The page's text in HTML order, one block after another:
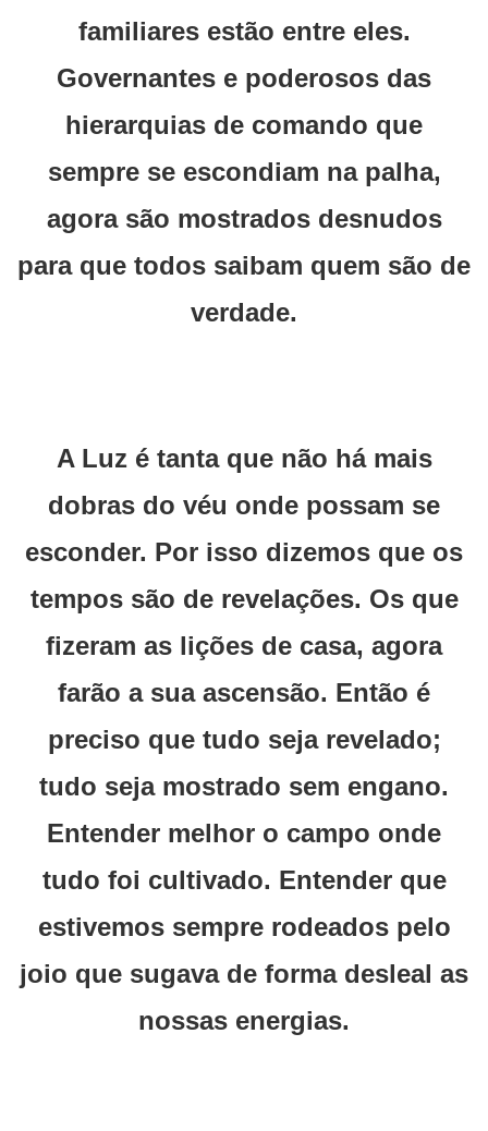
familiares estão entre eles.
Governantes e poderosos das
hierarquias de comando que
sempre se escondiam na palha,
agora são mostrados desnudos
para que todos saibam quem são de
verdade.
A Luz é tanta que não há mais
dobras do véu onde possam se
esconder. Por isso dizemos que os
tempos são de revelações. Os que
fizeram as lições de casa, agora
farão a sua ascensão. Então é
preciso que tudo seja revelado;
tudo seja mostrado sem engano.
Entender melhor o campo onde
tudo foi cultivado. Entender que
estivemos sempre rodeados pelo
joio que sugava de forma desleal as
nossas energias.